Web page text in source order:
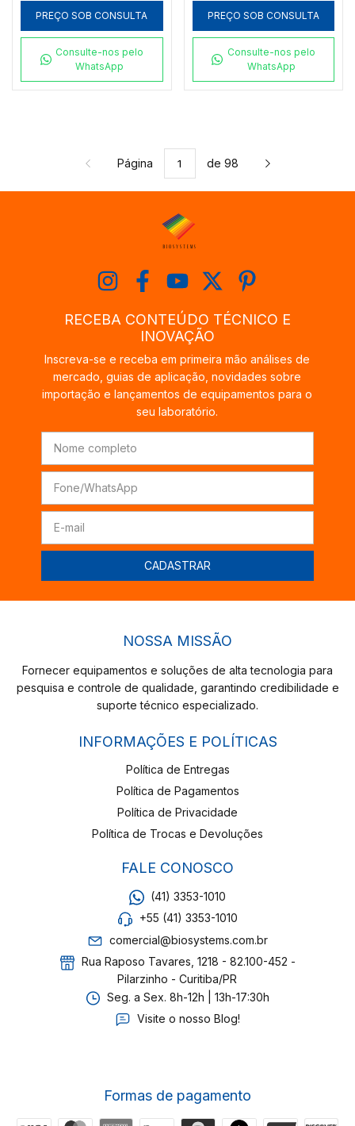
1100nm)
PREÇO SOB CONSULTA
Consulte-nos pelo
WhatsApp
Software UVWin (190 a
1100nm)
PREÇO SOB CONSULTA
Consulte-nos pelo
WhatsApp
Página de 98
RECEBA CONTEÚDO TÉCNICO E
INOVAÇÃO
Inscreva-se e receba em primeira mão análises de
mercado, guias de aplicação, novidades sobre
importação e lançamentos de equipamentos para o
seu laboratório.
NOSSA MISSÃO
Fornecer equipamentos e soluções de alta tecnologia para
pesquisa e controle de qualidade, garantindo credibilidade e
suporte técnico especializado.
INFORMAÇÕES E POLÍTICAS
Política de Entregas
Política de Pagamentos
Política de Privacidade
Política de Trocas e Devoluções
FALE CONOSCO
(41) 3353-1010
+55 (41) 3353-1010
comercial@biosystems.com.br
Rua Raposo Tavares, 1218 - 82.100-452 -
Pilarzinho - Curitiba/PR
Seg. a Sex. 8h-12h | 13h-17:30h
Visite o nosso Blog!
Formas de pagamento